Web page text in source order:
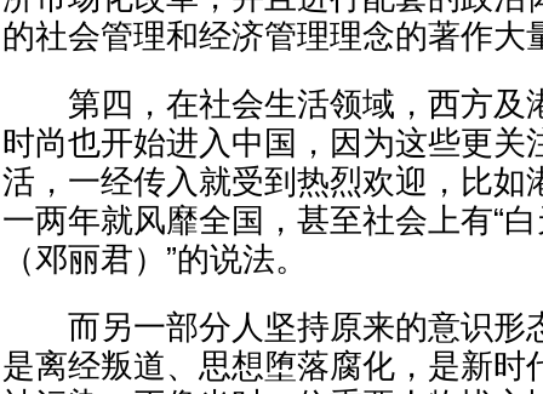
的社会管理和经济管理理念的著作大
第四，在社会生活领域，西方及
时尚也开始进入中国，因为这些更关
活，一经传入就受到热烈欢迎，比如
一两年就风靡全国，甚至社会上有“
（邓丽君）”的说法。
而另一部分人坚持原来的意识形
是离经叛道、思想堕落腐化，是新时